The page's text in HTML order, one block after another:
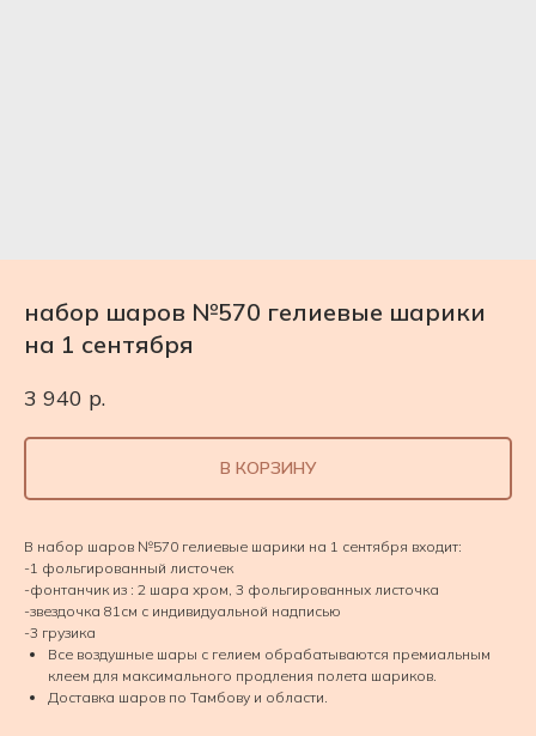
набор шаров №570 гелиевые шарики
на 1 сентября
3 940 р.
В КОРЗИНУ
В набор шаров №570 гелиевые шарики на 1 сентября входит:
-1 фольгированный листочек
-фонтанчик из : 2 шара хром, 3 фольгированных листочка
-звездочка 81см с индивидуальной надписью
-3 грузика
Все воздушные шары с гелием обрабатываются премиальным
клеем для максимального продления полета шариков.
Доставка шаров по Тамбову и области.